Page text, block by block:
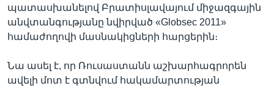
պատասխանելով Բրատիսլավայում միջազգային
անվտանգությանը նվիրված «Globsec 2011»
համաժողովի մասնակիցների հարցերին։
Նա ասել է, որ Ռուսաստանն աշխարհագրորեն
ավելի մոտ է գտնվում հակամարտության